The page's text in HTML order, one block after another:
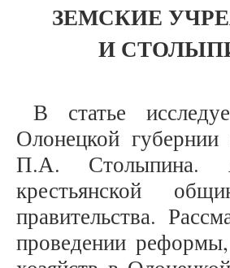
ЗЕМСКИЕ
И
В статье
Олонецкой
П.А. Столыпина.
крестьянской
правительства.
проведении